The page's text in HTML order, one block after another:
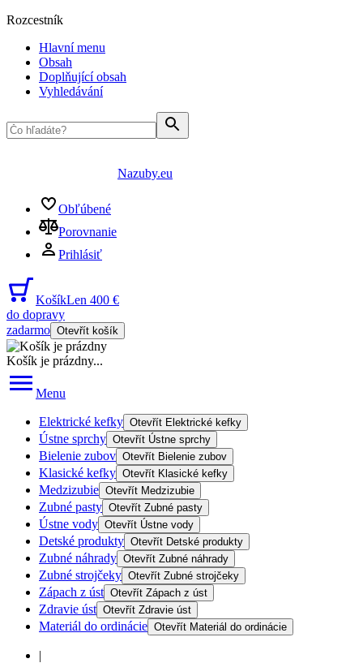
Rozcestník
Hlavní menu
Obsah
Doplňující obsah
Vyhledávání
Nazuby.eu
Obľúbené
Porovnanie
Prihlásiť
KošíkLen 400 €
do dopravy
zadarmo Otevřít košík
Košík je prázdny...
Menu
Elektrické kefky Otevřít Elektrické kefky
Ústne sprchy Otevřít Ústne sprchy
Bielenie zubov Otevřít Bielenie zubov
Klasické kefky Otevřít Klasické kefky
Medzizubie Otevřít Medzizubie
Zubné pasty Otevřít Zubné pasty
Ústne vody Otevřít Ústne vody
Detské produkty Otevřít Detské produkty
Zubné náhrady Otevřít Zubné náhrady
Zubné strojčeky Otevřít Zubné strojčeky
Zápach z úst Otevřít Zápach z úst
Zdravie úst Otevřít Zdravie úst
Materiál do ordinácie Otevřít Materiál do ordinácie
|